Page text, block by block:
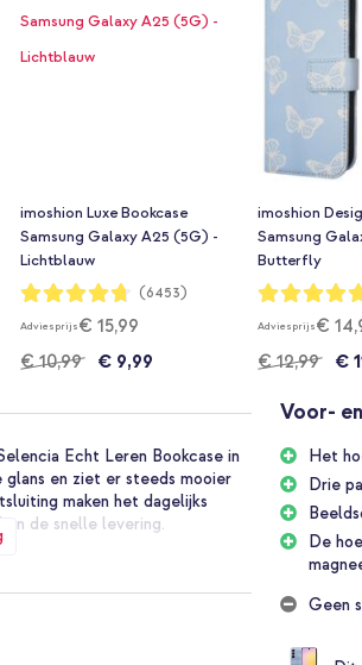
imoshion Luxe Bookcase
Samsung Galaxy A25 (5G) -
Lichtblauw
Waardering:
94%
(6453)
Adviesprijs€ 15,99
€ 10,99
€ 9,99
imoshion
Samsung
Butterfly
Waardering:
96%
Adviesprijs€
€ 12,99
€
Echt Leren Bookcase in
en ziet er steeds mooier
maken het dagelijks
de snelle levering.
Voor-
Het
Drie
De
Geen